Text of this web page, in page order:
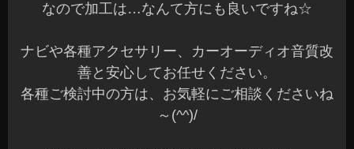
なので加工は…なんて方にも良いですね☆
ナビや各種アクセサリー、カーオーディオ音質改
善と安心してお任せください。
各種ご検討中の方は、お気軽にご相談くださいね
～(^^)/